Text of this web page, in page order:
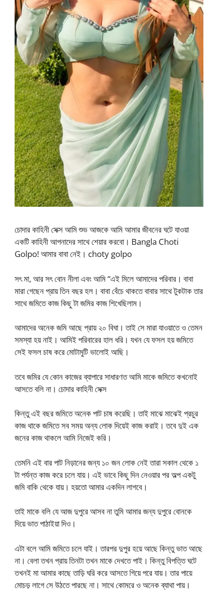
চোদার কাহিনী সেক্স আমি শুভ আজকে আমি আমার জীবনের ঘটে যাওয়া
একটি কাহিনী আপনাদের সাথে শেয়ার করবো। Bangla Choti
Golpo! আমার বাবা নেই। choty golpo
সৎ মা, আর সৎ বোন নীলা এবং আমি “এই মিলে আমাদের পরিবার। বাবা
মারা গেছেন প্রায় তিন বছর হল। বাবা বেঁচে থাকতে বাবার সাথে টুকটাক তার
সাথে জমিতে কাজ কিছু টা জমির কাজ শিখেছিলাম।
আমাদের অনেক জমি আছে প্রায় ২০ বিঘা। তাই সে মারা যাওয়াতে ও তেমন
সমস্যা হয় নাই। আমিই পরিবারের হাল ধরি। যখন যে ফসল হয় জমিতে
সেই ফসল চাষ করে মোটামুটি ভালোই আছি।
তবে জমির যে কোন কাজের ব্যাপারে সাধারণত আমি মাকে জমিতে কখনোই
আসতে বলি না। চোদার কাহিনী সেক্স
কিন্তু এই বছর জমিতে অনেক পাট চাষ করেছি। তাই মাঝে মাঝেই প্রচুর
কাজ থাকে জমিতে সব সময় অন্য লোক দিয়েই কাজ করাই। তবে দুই এক
জনের কাজ থাকলে আমি নিজেই করি।
তেমনি এই বার পাট নিড়ানের জন্য ১০ জন লোক নেই তারা সকাল থেকে ১
টা পর্যন্ত কাজ করে চলে যায়। এই ভাবে কিছু দিন নেওয়ার পর অল্প একটু
জমি বাকি থেকে যায়। হয়তো আমার একদিন লাগবে।
তাই মাকে বলি যে আজ দুপুরে আসব না তুমি আমার জন্য দুপুরে বোনকে
দিয়ে ভাত পাঠাইয়া দিও।
এটা বলে আমি জমিতে চলে যাই। তারপর দুপুর হয়ে আছে কিন্তু ভাত আছে
না। বেলা তখন প্রায় তিনটা তখন মাকে দেখতে পাই। কিন্তু বিপত্তি ঘটে
তখনই মা আমার কাছে তাড়ি ঘরি করে আসতে গিয়ে পরে যায়। তার পায়ে
মোচড় লাগে সে উঠতে পারছে না। সাথে কোমরে ও অনেক ব্যাথা পায়।